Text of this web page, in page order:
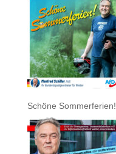
Schöne Sommerferien!